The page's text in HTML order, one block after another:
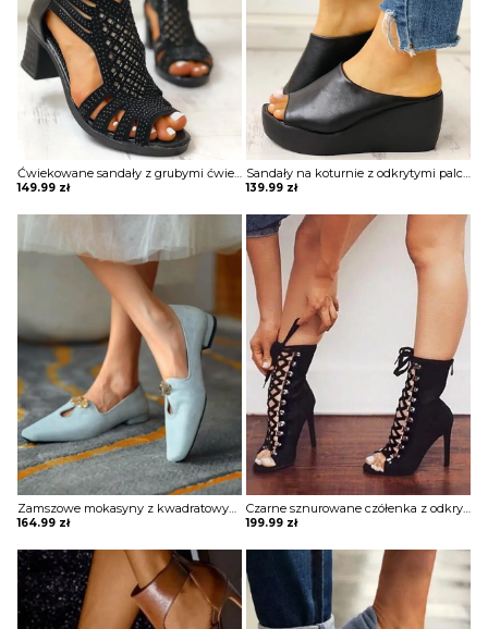
Ćwiekowane sandały z grubymi ćwiekami Mery
149.99 zł
Sandały na koturnie z odkrytymi palcami Hayna
139.99 zł
164.99 zł 199.99 zł